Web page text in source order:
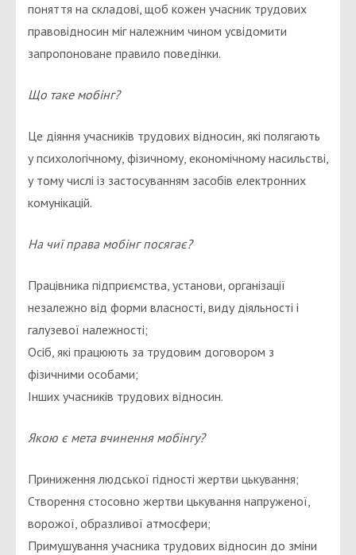
поняття на складові, щоб кожен учасник трудових
правовідносин міг належним чином усвідомити
запропоноване правило поведінки.
Що таке мобінг?
Це діяння учасників трудових відносин, які полягають
у психологічному, фізичному, економічному насильстві,
у тому числі із застосуванням засобів електронних
комунікацій.
На чиї права мобінг посягає?
Працівника підприємства, установи, організації
незалежно від форми власності, виду діяльності і
галузевої належності;
Осіб, які працюють за трудовим договором з
фізичними особами;
Інших учасників трудових відносин.
Якою є мета вчинення мобінгу?
Приниження людської гідності жертви цькування;
Створення стосовно жертви цькування напруженої,
ворожої, образливої атмосфери;
Примушування учасника трудових відносин до зміни